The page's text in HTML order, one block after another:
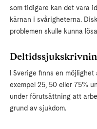
som tidigare kan det vara
kärnan i svårigheterna.
problemen skulle kunna
l Sverige finns en
exempel 25, 50 eller 75%
under förutsättning att
grund av sjukdom.